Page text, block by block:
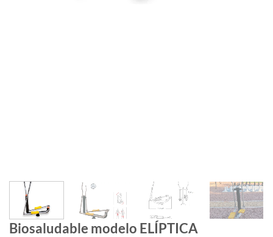
Biosaludable modelo ELÍPTICA